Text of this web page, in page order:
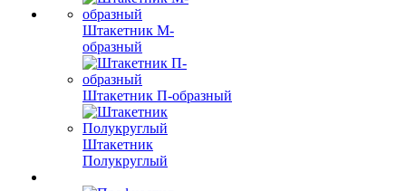
Штакетник М-
образный
Штакетник П-образный
Штакетник
Полукруглый